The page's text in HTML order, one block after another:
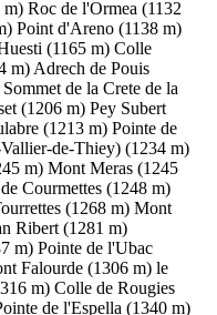
m) Roc de l'Ormea (1132
Point d'Areno (1138 m)
(1165 m) Colle
m) Adrech de Pouis
Sommet de la Crete de la
(1206 m) Pey Subert
(1213 m) Pointe de
de-Thiey) (1234 m)
m) Mont Meras (1245
Courmettes (1248 m)
(1268 m) Mont
Ribert (1281 m)
m) Pointe de l'Ubac
Falourde (1306 m) le
m) Colle de Rougies
de l'Espella (1340 m)